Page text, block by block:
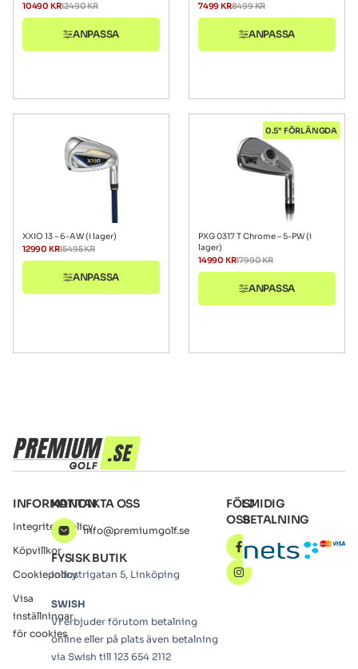
12490KR
10490 KR
ANPASSA
8499KR
7499 KR
ANPASSA
XXIO 13 – 6-AW (i lager)
15495KR
12990 KR
ANPASSA
0.5" FÖRLÄNGDA
PXG 0317 T Chrome – 5-PW (i
lager)
17990KR
14990 KR
ANPASSA
INFORMATION
Integritetspolicy
Köpvillkor
Cookiepolicy
Visa
inställningar
för cookies
KONTAKTA OSS
info@premiumgolf.se
FYSISK BUTIK
Industrigatan 5, Linköping
SWISH
Vi erbjuder förutom betalning
online eller på plats även betalning
via Swish till 123 654 2112
FÖLJ
OSS
SMIDIG
BETALNING